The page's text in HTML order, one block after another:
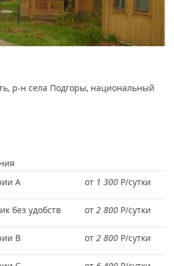
р-н села Подгоры, национальный
А от 1 300 Р/сутки
без удобств от 2 800 Р/сутки
В от 2 800 Р/сутки